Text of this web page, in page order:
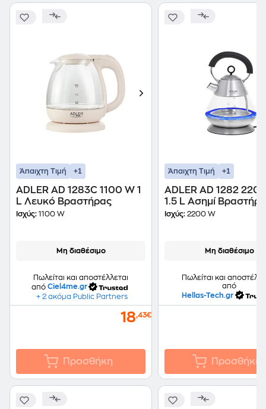
Άπαιχτη Τιμή +1
ADLER AD 1283C 1100 W 1
L Λευκό Βραστήρας
Ισχύς: 1100 W
Μη διαθέσιμο
Πωλείται και αποστέλλεται
από Ciel4me.gr
+ 2 ακόμα Public Partners
18,43€
Προσθήκη
Άπαιχτη Τιμή +1
ADLER AD 1282
1.5 L Ασημί
Ισχύς: 2200 W
Μη διαθέσιμο
Πωλείται και
από
Hellas-Tech.gr
Προσθήκη